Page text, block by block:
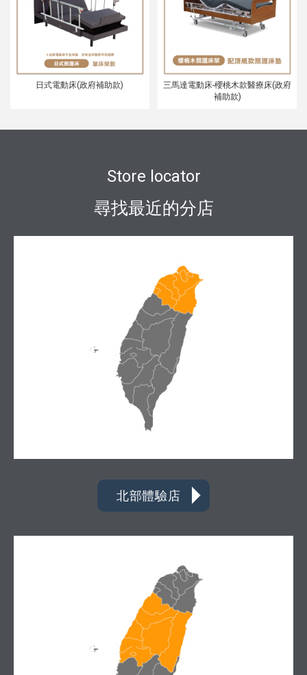
日式電動床(政府補助款)
三馬達電動床-櫻桃木款醫療床(政府
補助款)
Store locator
尋找最近的分店
北部體驗店